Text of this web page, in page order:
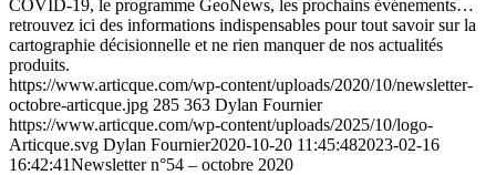
COVID-19, le programme GeoNews, les prochains événements…
retrouvez ici des informations indispensables pour tout savoir sur la
cartographie décisionnelle et ne rien manquer de nos actualités
produits.
https://www.articque.com/wp-content/uploads/2020/10/newsletter-
octobre-articque.jpg 285 363 Dylan Fournier
https://www.articque.com/wp-content/uploads/2025/10/logo-
Articque.svg Dylan Fournier2020-10-20 11:45:482023-02-16
16:42:41Newsletter n°54 – octobre 2020